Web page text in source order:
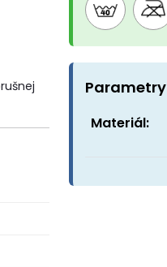
Parametry
Materiál: